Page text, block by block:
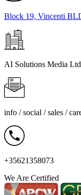
Block 19, Vincenti
AI Solutions Media Ltd
info / social / sales /
+35621358073
We Are Certified